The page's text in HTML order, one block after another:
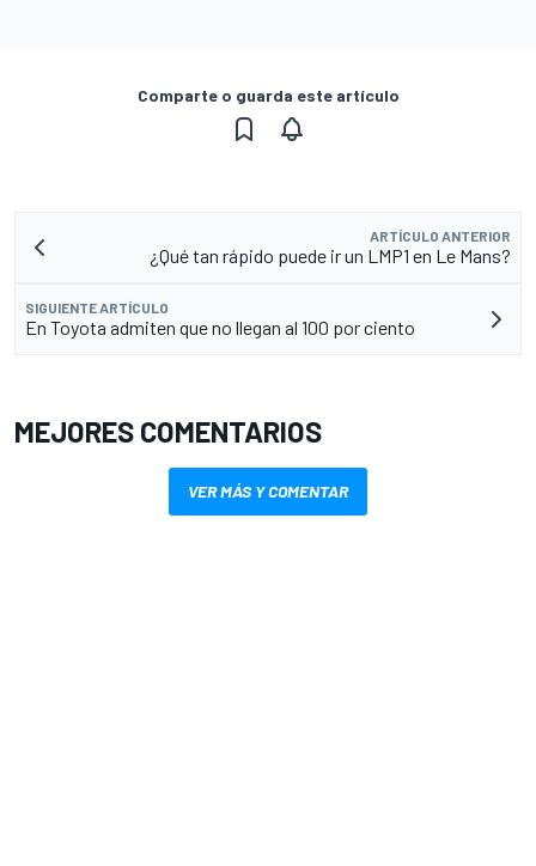
Comparte o guarda este artículo
ARTÍCULO ANTERIOR
¿Qué tan rápido puede ir un LMP1 en Le Mans?
SIGUIENTE ARTÍCULO
En Toyota admiten que no llegan al 100 por ciento
MEJORES COMENTARIOS
VER MÁS Y COMENTAR